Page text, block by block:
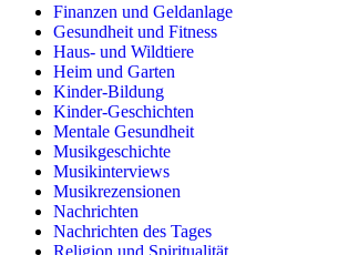
Finanzen und Geldanlage
Gesundheit und Fitness
Haus- und Wildtiere
Heim und Garten
Kinder-Bildung
Kinder-Geschichten
Mentale Gesundheit
Musikgeschichte
Musikinterviews
Musikrezensionen
Nachrichten
Nachrichten des Tages